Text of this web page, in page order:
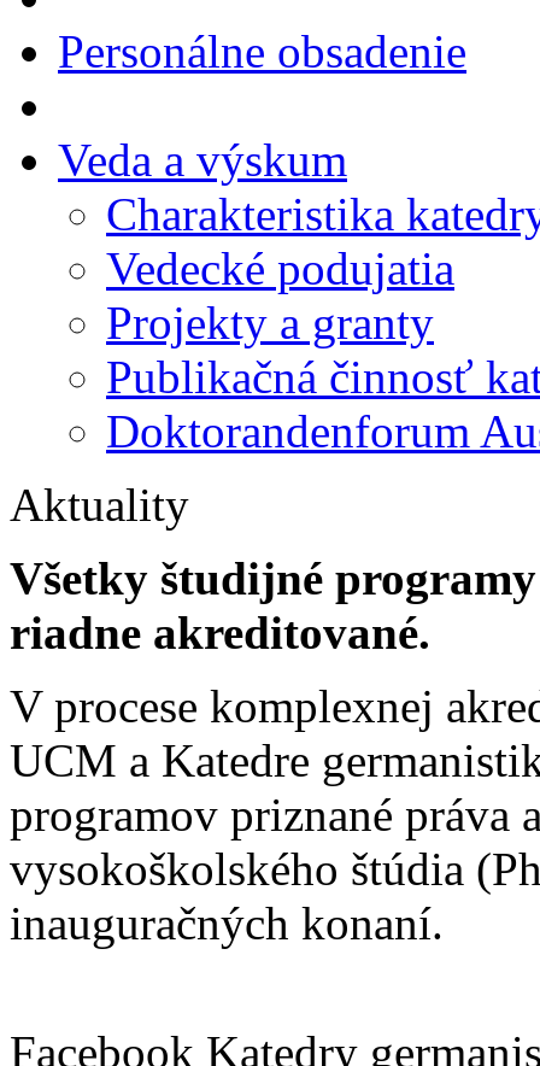
Personálne obsadenie
Veda a výskum
Charakteristika
Vedecké podujatia
Projekty a granty
Publikačná činnosť
Doktorandenforum
Aktuality
Všetky študijné
riadne akreditované.
V procese komplexnej
UCM a Katedre
programov priznané práva
vysokoškolského štúdia
inauguračných konaní.
Facebook Katedry